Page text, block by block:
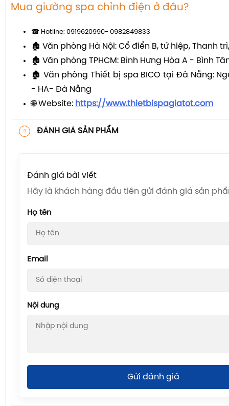
Mua giường spa chỉnh điện ở đâu?
☎ Hotline: 0919620990- 0982849833
🏚 Văn phòng Hà Nội: Cổ điển B, tứ hiệp, Thanh
🏚 Văn phòng TPHCM: Bình Hưng Hòa A - Bình
🏚 Văn phòng Thiết bị spa BICO tại Đà Nẵng:
- HA- Đà Nẵng
🌐Website: https://www.thietbispagiatot.com
ĐÁNH GIÁ SẢN PHẨM
Đánh giá bài viết
Hãy là khách hàng đầu tiên gửi đánh giá sản
Họ tên
Email
Nội dung
Gửi đánh giá